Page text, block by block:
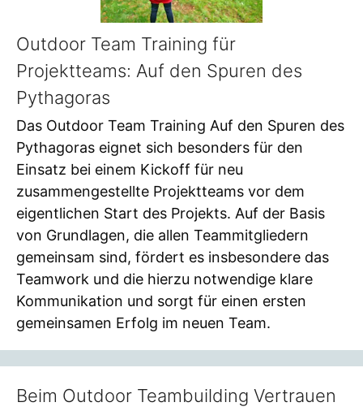
Outdoor Team Training für
Projektteams: Auf den Spuren des
Pythagoras
Das Outdoor Team Training Auf den Spuren des
Pythagoras eignet sich besonders für den
Einsatz bei einem Kickoff für neu
zusammengestellte Projektteams vor dem
eigentlichen Start des Projekts. Auf der Basis
von Grundlagen, die allen Teammitgliedern
gemeinsam sind, fördert es insbesondere das
Teamwork und die hierzu notwendige klare
Kommunikation und sorgt für einen ersten
gemeinsamen Erfolg im neuen Team.
Beim Outdoor Teambuilding Vertrauen